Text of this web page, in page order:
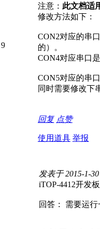
注意： 此文档适
修改方法如下：
CON2对应的串
的）。
CON4对应串口
CON5对应的串
同时需要修改下
回复 点赞
使用道具 举报
发表于 2015-1-
iTOP-4412开发
回答： 需要运行